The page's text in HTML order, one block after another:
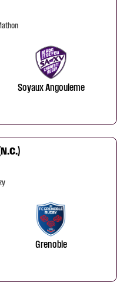
Soyaux Angouleme
Grenoble